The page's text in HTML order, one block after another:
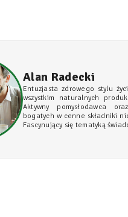
Alan Radecki
Entuzjasta zdrowego stylu
wszystkim naturalnych
Aktywny pomysłodawca
bogatych w cenne składniki
Fascynujący się tematyką